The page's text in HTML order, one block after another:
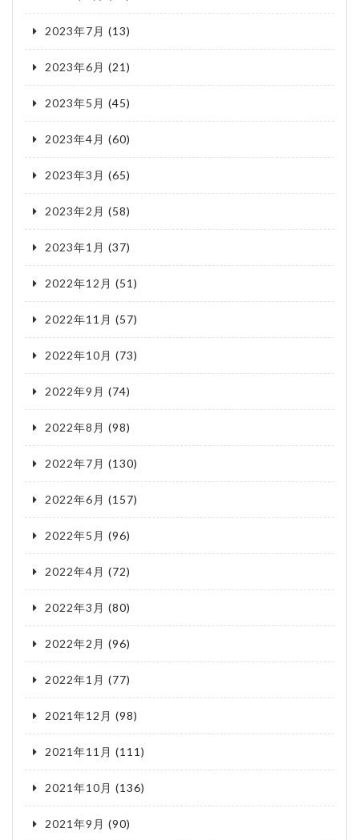
2023年7月 (13)
2023年6月 (21)
2023年5月 (45)
2023年4月 (60)
2023年3月 (65)
2023年2月 (58)
2023年1月 (37)
2022年12月 (51)
2022年11月 (57)
2022年10月 (73)
2022年9月 (74)
2022年8月 (98)
2022年7月 (130)
2022年6月 (157)
2022年5月 (96)
2022年4月 (72)
2022年3月 (80)
2022年2月 (96)
2022年1月 (77)
2021年12月 (98)
2021年11月 (111)
2021年10月 (136)
2021年9月 (90)